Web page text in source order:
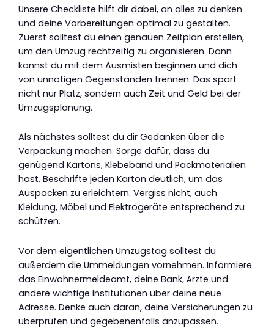
Unsere Checkliste hilft dir dabei, an alles zu denken
und deine Vorbereitungen optimal zu gestalten.
Zuerst solltest du einen genauen Zeitplan erstellen,
um den Umzug rechtzeitig zu organisieren. Dann
kannst du mit dem Ausmisten beginnen und dich
von unnötigen Gegenständen trennen. Das spart
nicht nur Platz, sondern auch Zeit und Geld bei der
Umzugsplanung.
Als nächstes solltest du dir Gedanken über die
Verpackung machen. Sorge dafür, dass du
genügend Kartons, Klebeband und Packmaterialien
hast. Beschrifte jeden Karton deutlich, um das
Auspacken zu erleichtern. Vergiss nicht, auch
Kleidung, Möbel und Elektrogeräte entsprechend zu
schützen.
Vor dem eigentlichen Umzugstag solltest du
außerdem die Ummeldungen vornehmen. Informiere
das Einwohnermeldeamt, deine Bank, Ärzte und
andere wichtige Institutionen über deine neue
Adresse. Denke auch daran, deine Versicherungen zu
überprüfen und gegebenenfalls anzupassen.